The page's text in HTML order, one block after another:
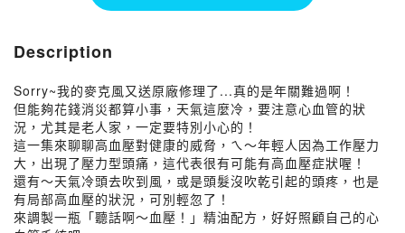
Description
Sorry~我的麥克風又送原廠修理了...真的是年關難過啊！
但能夠花錢消災都算小事，天氣這麼冷，要注意心血管的狀
況，尤其是老人家，一定要特別小心的！
這一集來聊聊高血壓對健康的威脅，ㄟ～年輕人因為工作壓力
大，出現了壓力型頭痛，這代表很有可能有高血壓症狀喔！
還有～天氣冷頭去吹到風，或是頭髮沒吹乾引起的頭疼，也是
有局部高血壓的狀況，可別輕忽了！
來調製一瓶「聽話啊～血壓！」精油配方，好好照顧自己的心